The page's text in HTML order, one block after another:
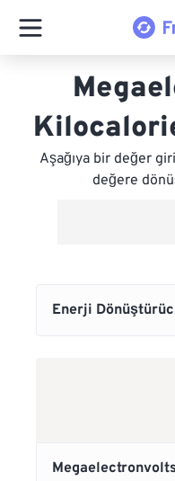
Aşağıya bir değer
değere